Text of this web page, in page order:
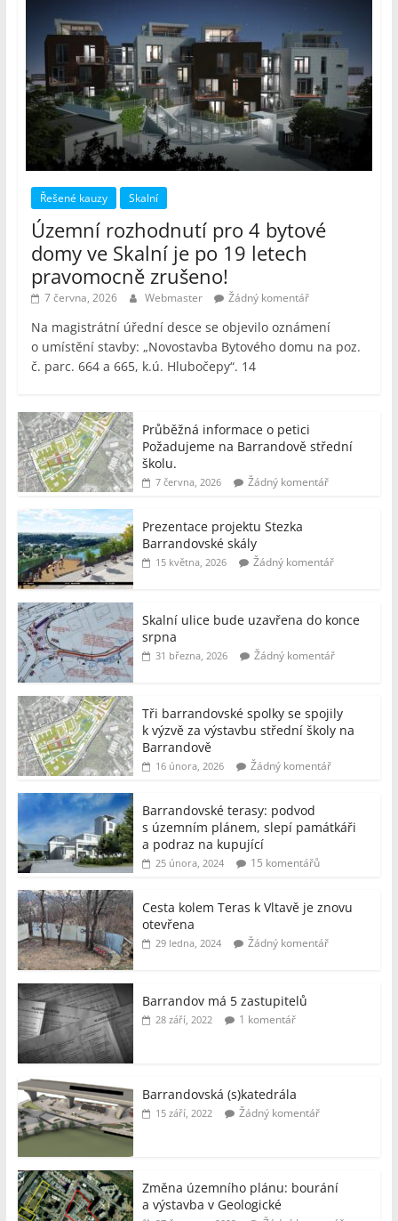
Řešené kauzy Skalní
Územní rozhodnutí pro 4 bytové
domy ve Skalní je po 19 letech
pravomocně zrušeno!
7 června, 2026 Webmaster Žádný komentář
Na magistrátní úřední desce se objevilo oznámení
o umístění stavby: „Novostavba Bytového domu na poz.
č. parc. 664 a 665, k.ú. Hlubočepy“. 14
Průběžná informace o petici
Požadujeme na Barrandově střední
školu.
7 června, 2026 Žádný komentář
Prezentace projektu Stezka
Barrandovské skály
15 května, 2026 Žádný komentář
Skalní ulice bude uzavřena do konce
srpna
31 března, 2026 Žádný komentář
Tři barrandovské spolky se spojily
k výzvě za výstavbu střední školy na
Barrandově
16 února, 2026 Žádný komentář
Barrandovské terasy: podvod
s územním plánem, slepí památkáři
a podraz na kupující
25 února, 2024 15 komentářů
Cesta kolem Teras k Vltavě je znovu
otevřena
29 ledna, 2024 Žádný komentář
Barrandov má 5 zastupitelů
28 září, 2022 1 komentář
Barrandovská (s)katedrála
15 září, 2022 Žádný komentář
Změna územního plánu: bourání
a výstavba v Geologické